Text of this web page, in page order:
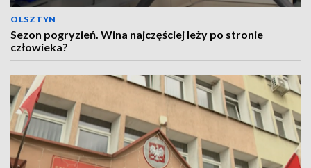
OLSZTYN
Sezon pogryzień. Wina najczęściej leży po stronie
człowieka?